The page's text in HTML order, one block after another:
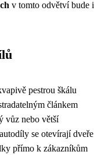
v tomto odvětví bude i
pestrou škálu
článkem
vůz nebo větší
se otevírají dveře
přímo k zákazníkům